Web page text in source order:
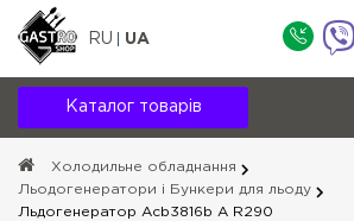
RU UA
Каталог товарів
Холодильне обладнання
Льодогенератори і Бункери для льоду
Льдогенератор Acb3816b A R290